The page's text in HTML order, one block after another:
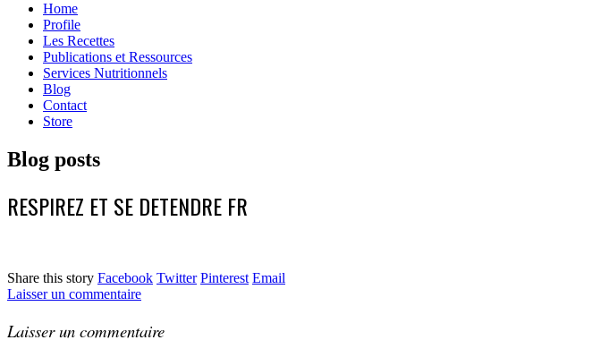
Home
Profile
Les Recettes
Publications et Ressources
Services Nutritionnels
Blog
Contact
Store
Blog posts
RESPIREZ ET SE DETENDRE FR
Share this story Facebook Twitter Pinterest Email
Laisser un commentaire
Laisser un commentaire